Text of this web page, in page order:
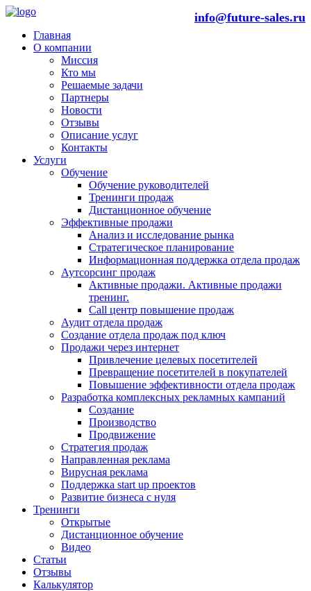
info@future-sales.ru
Главная
О компании
Миссия
Кто мы
Решаемые задачи
Партнеры
Новости
Отзывы
Описание услуг
Контакты
Услуги
Обучение
Обучение руководителей
Тренинги продаж
Дистанционное обучение
Эффективные продажи
Анализ и исследование рынка
Стратегическое планирование
Информационная поддержка отдела продаж
Аутсорсинг продаж
Активные продажи. Активные продажи
тренинг.
Call центр повышение продаж
Аудит отдела продаж
Создание отдела продаж под ключ
Продажи через интернет
Привлечение целевых посетителей
Превращение посетителей в покупателей
Повышение эффективности отдела продаж
Разработка комплексных рекламных кампаний
Создание
Производство
Продвижение
Стратегия продаж
Направленная реклама
Вирусная реклама
Поддержка start up проектов
Развитие бизнеса с нуля
Тренинги
Открытые
Дистанционное обучение
Видео
Статьи
Отзывы
Калькулятор